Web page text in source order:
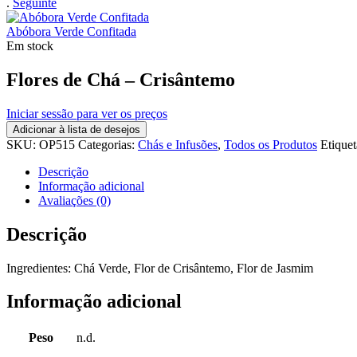
Abóbora Verde Confitada
Em stock
Flores de Chá – Crisântemo
Iniciar sessão para ver os preços
Adicionar à lista de desejos
SKU: OP515 Categorias: Chás e Infusões, Todos os Produtos
Descrição
Informação adicional
Avaliações (0)
Descrição
Ingredientes: Chá Verde, Flor de Crisântemo, Flor de Jasmim
Informação adicional
Peso n.d.